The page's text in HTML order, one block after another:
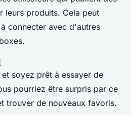
leurs produits. Cela peut
connecter avec d'autres
soyez prêt à essayer de
pourriez être surpris par ce
trouver de nouveaux favoris.